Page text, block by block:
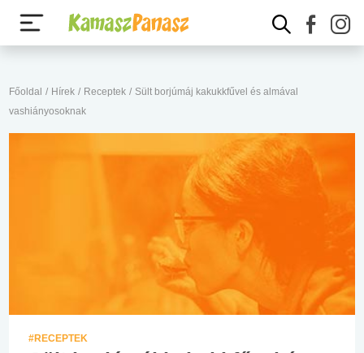
Főoldal / Hírek / Receptek / Sült borjúmáj kakukkfűvel és almával
vashiányosoknak
#RECEPTEK